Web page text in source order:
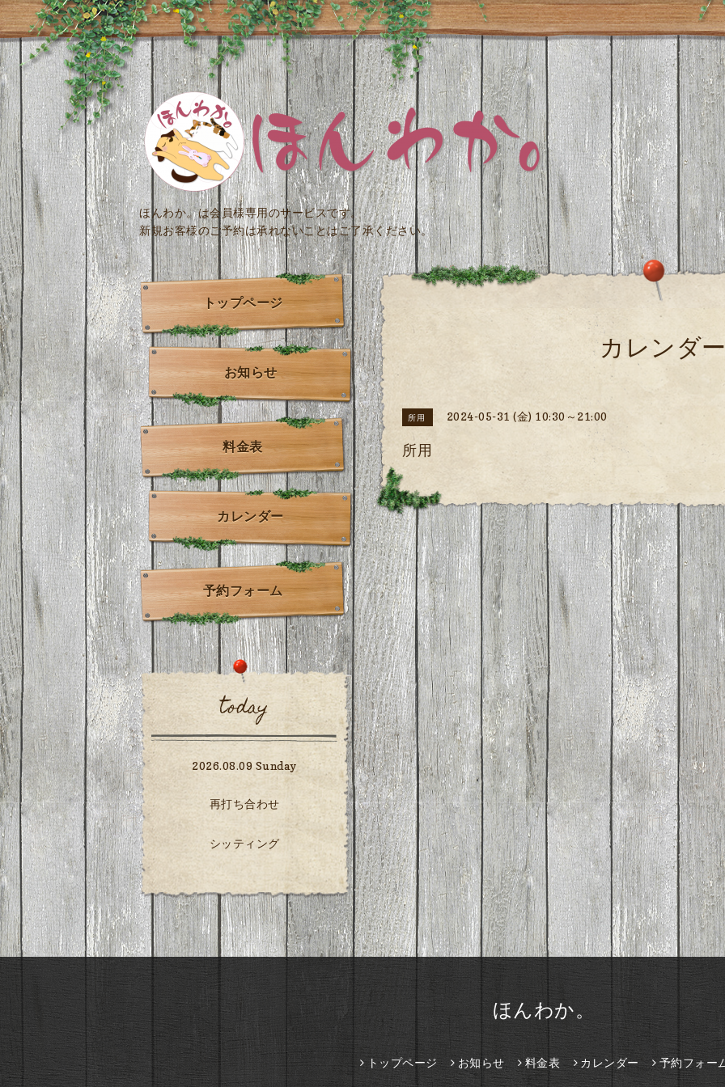
ほんわか。は会員様専用のサービスです。
新規お客様のご予約は承れないことはご了承ください。
カレンダ
所用 2024-05-31 (金) 10:30～21:00
所用
トップページ
お知らせ
料金表
カレンダー
予約フォーム
today
2026.08.09 Sunday
再打ち合わせ
シッティング
ほんわか。
トップページ お知らせ 料金表 カレンダー 予約フォー